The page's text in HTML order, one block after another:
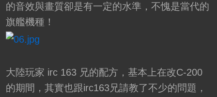
的音效與畫質卻是有一定的水準，不愧是當代的
旗艦機種！
大陸玩家 irc 163 兄的配方，基本上在改C-200
的期間，其實也跟irc163兄請教了不少的問題，